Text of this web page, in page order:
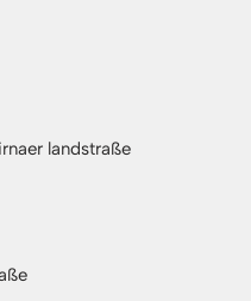
landstraße